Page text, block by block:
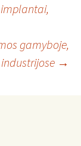
gamyboje,
→